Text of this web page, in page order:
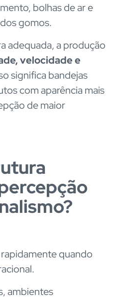
bolhas de ar e
gomos.
adequada, a produção
velocidade e
significa bandejas
com aparência mais
de maior
quando
ambientes